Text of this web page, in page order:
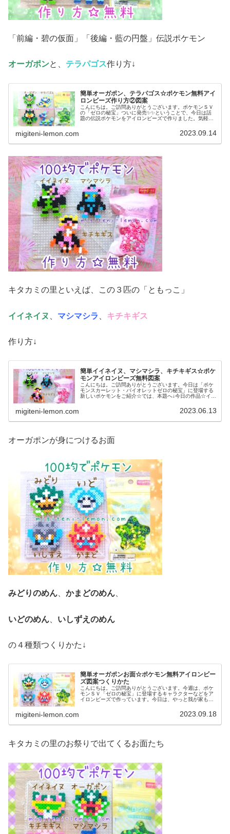
「前編・碧の仮面」「後編・藍の円盤」伝説ポケモン
オーガポンと、 テラパゴス作り方↓
簡単オーガポン、テラパゴス☆ポケモン無料アイ
ロンビーズ作り方②図案
こんにちは。ご訪問ありがとうございます。ポケモンＳＶ
の「ゼロの秘宝」ついに発売✨✨ということで、今日は話
題の伝説ポケモンをアイロンビーズで作りました。気軽に
migiteni-lemon.com 2023.09.14
キタカミの里といえば、この３匹の「ともっこ」
イイネイヌ マシマシラ キチキギス
作り方↓
簡単イイネイヌ、マシマシラ、キチキギス☆ポケ
モンアイロンビーズ無料図案
こんにちは。ご訪問ありがとうございます。今日は「ポケ
モンスカーレット・バイオレットゼロの秘宝」に登場する
新しいポケモンをご紹介☆では、本題へ↓今日の作品☆イイ
migiteni-lemon.com 2023.06.13
オーガポンが身につけるお面
みどりのめん かまどのめん
いどのめん いしずえのめん
の４種類つくりかた↓
簡単オーガポンお面☆ポケモン無料アイロンビー
ズ図案つくりかた
こんにちは。ご訪問ありがとうございます。今週は、ポケ
モンＳＶ「ゼロの秘宝」に登場するキャラクターなどをア
イロンビーズで作っています。今日は、やっと我が家も前
migiteni-lemon.com 2023.09.18
キタカミの里のお祭りで出てくるお面たち